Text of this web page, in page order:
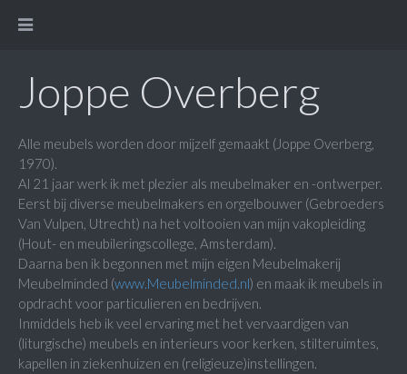
Joppe Overberg
Alle meubels worden door mijzelf gemaakt (Joppe Overberg,
1970).
Al 21 jaar werk ik met plezier als meubelmaker en -ontwerper.
Eerst bij diverse meubelmakers en orgelbouwer (Gebroeders
Van Vulpen, Utrecht) na het voltooien van mijn vakopleiding
(Hout- en meubileringscollege, Amsterdam).
Daarna ben ik begonnen met mijn eigen Meubelmakerij
Meubelminded (www.Meubelminded.nl) en maak ik meubels in
opdracht voor particulieren en bedrijven.
Inmiddels heb ik veel ervaring met het vervaardigen van
(liturgische) meubels en interieurs voor kerken, stilteruimtes,
kapellen in ziekenhuizen en (religieuze)instellingen.